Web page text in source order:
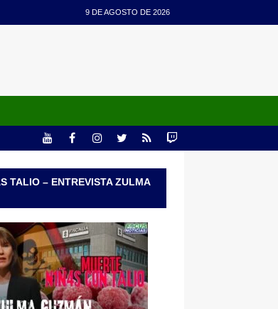
9 DE AGOSTO DE 2026
TALIO – ENTREVISTA ZULMA